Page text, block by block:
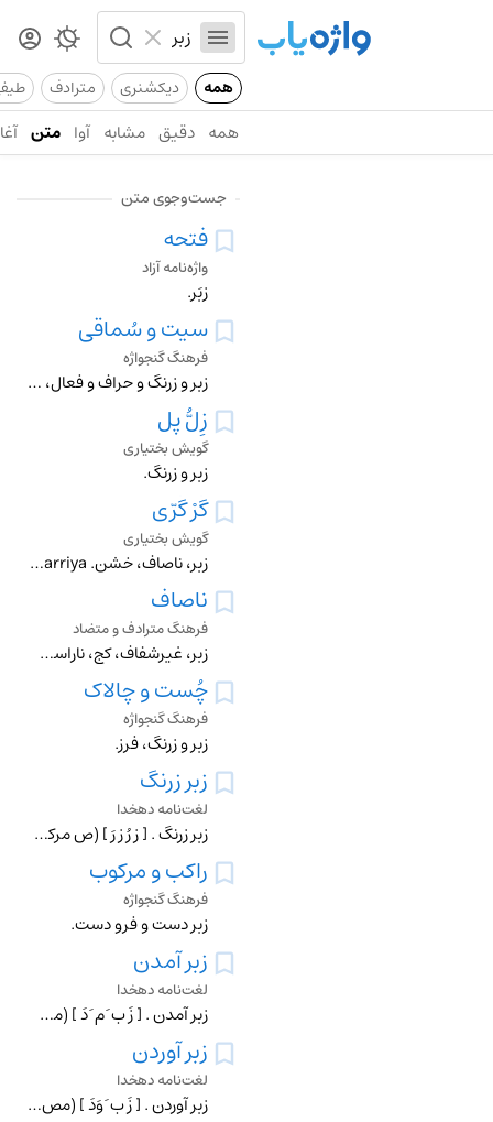
همه دیکشنری مترادف
همه دقیق مشابه آوا متن
جست‌وجوی متن
فتحه
واژه‌نامه آزاد
زِبَر.
سیت و سُماقی
فرهنگ گنجواژه
زبر و زرنگ و حراف و فعال، بویژه دختر بچه.
زِلُّ پل
گویش بختیاری
زبر و زرنگ.
گَرْ گَرّى
گویش بختیاری
زبر، ناصاف، خشن. puse daraxt gar-garriya>:پوست درخت زبر است> .
ناصاف
فرهنگ مترادف و متضاد
زبر، غیرشفاف، کج، ناراست، نامسطح، ناهموار ≠ مسطح، هموار
چُست و چالاک
فرهنگ گنجواژه
زبر و زرنگ، فرز.
زبر زرنگ
لغت‌نامه دهخدا
زبر زرنگ . [ زِ رُ زِ رَ ] (ص مرکب ) چابک و چالاک .
راکب و مرکوب
فرهنگ گنجواژه
زبر دست و فرو دست.
زبر آمدن
لغت‌نامه دهخدا
زبر آمدن . [ زَ ب َ م َ دَ ] (مص مرکب )بالا قرار گرفتن . تفوق یافتن . بالا آمدن : اول قدم قدر تو بود آنکه چو برداشت عالم همه زیرآمد و قدرت زبر آمد.انوری .
زبر آوردن
لغت‌نامه دهخدا
زبر آوردن . [ زَ ب َ وَدَ ] (مص مرکب ) بالا آوردن . بزرگ ساختن : با تو به بیشی صبر در نتوان بست زانکه به یک روزه غم شکم زبر آرد.انوری (دیوان چ مدرس ج 2 ص 799).